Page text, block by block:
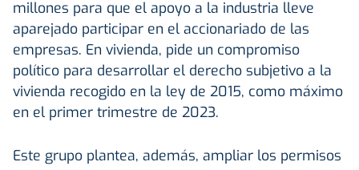
millones para que el apoyo a la industria lleve
aparejado participar en el accionariado de las
empresas. En vivienda, pide un compromiso
político para desarrollar el derecho subjetivo a la
vivienda recogido en la ley de 2015, como máximo
en el primer trimestre de 2023.
Este grupo plantea, además, ampliar los permisos